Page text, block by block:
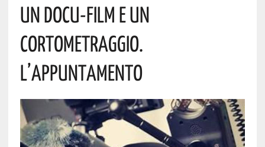
Un Docu-Film E Un
Cortometraggio.
L’appuntamento